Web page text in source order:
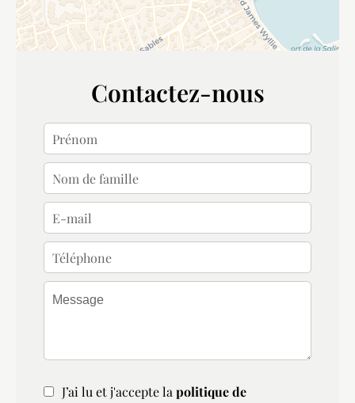
Contactez-nous
J’ai lu et j'accepte la politique de